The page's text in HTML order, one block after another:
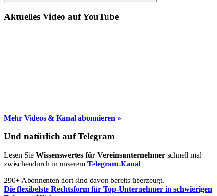
Suche
Aktuelles Video auf YouTube
Mehr Videos & Kanal abonnieren »
Und natürlich auf Telegram
Lesen Sie Wissenswertes für Vereinsunternehmer schnell mal
zwischendurch in unserem Telegram-Kanal.
290+ Abonnenten dort sind davon bereits überzeugt.
Die flexibelste Rechtsform für Top-Unternehmer in schwierigen